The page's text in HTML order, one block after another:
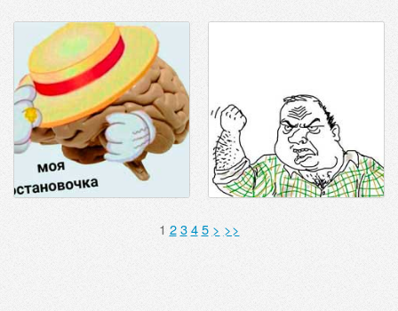
1 2 3 4 5 > >>